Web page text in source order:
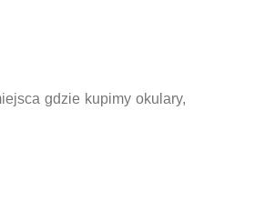
gdzie kupimy okulary,